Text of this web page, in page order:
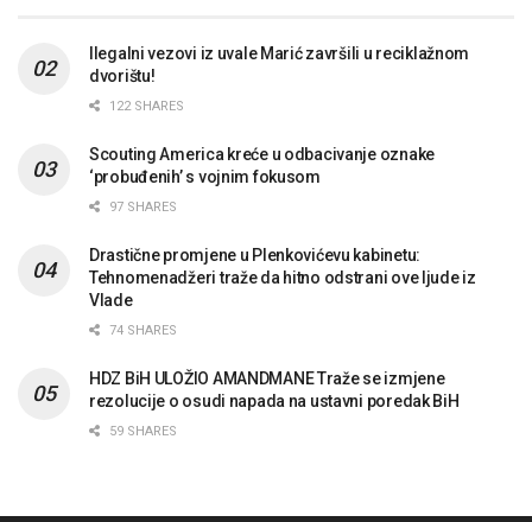
Ilegalni vezovi iz uvale Marić završili u reciklažnom
dvorištu!
122 SHARES
Scouting America kreće u odbacivanje oznake
‘probuđenih’ s vojnim fokusom
97 SHARES
Drastične promjene u Plenkovićevu kabinetu:
Tehnomenadžeri traže da hitno odstrani ove ljude iz
Vlade
74 SHARES
HDZ BiH ULOŽIO AMANDMANE Traže se izmjene
rezolucije o osudi napada na ustavni poredak BiH
59 SHARES